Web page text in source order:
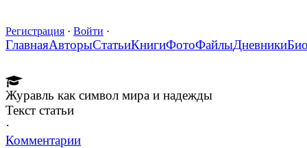
Регистрация · Войти ·
ГлавнаяАвторыСтатьиКнигиФотоФайлыДневники
Журавль как символ мира и надежды
Текст статьи
·
Комментарии